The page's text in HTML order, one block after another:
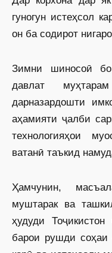
гуногун истеҳсол
он ба содирот
Зимни шиносоӣ бо
давлат
дарназардошти
аҳамияти ҷалби
технологияҳои
ватанӣ таъкид
Ҳамчунин,
муштарак ва
ҳудуди
барои рушди соҳаи